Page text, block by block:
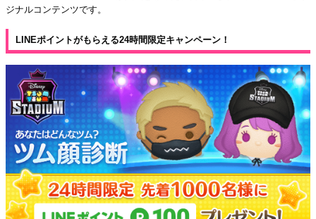
ジナルコンテンツです。
LINEポイントがもらえる24時間限定キャンペーン！